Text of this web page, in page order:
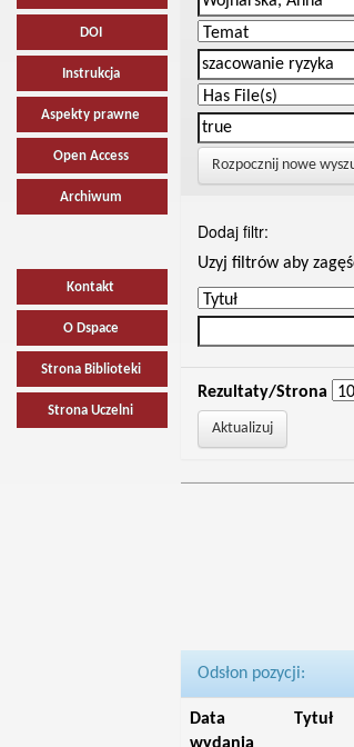
DOI
Instrukcja
Aspekty prawne
Open Access
Archiwum
Kontakt
O Dspace
Strona Biblioteki
Strona Uczelni
Rozpocznij nowe
Dodaj filtr:
Uzyj filtrów aby
Rezultaty/Strona
Odsłon pozycji:
Data
Tytuł